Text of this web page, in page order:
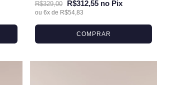
R$329,00 R$312,55 no Pix
ou 6x de R$54,83
COMPRAR